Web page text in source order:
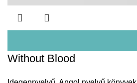
Without Blood